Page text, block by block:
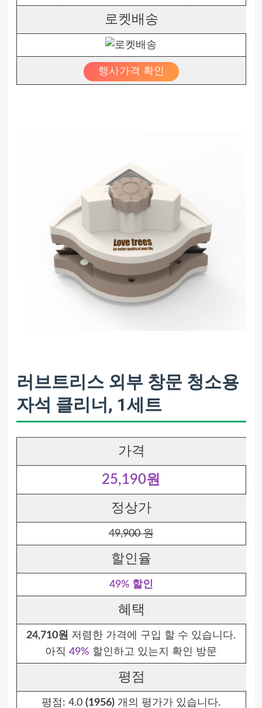
로켓배송
행사가격 확인
러브트리스 외부 창문 청소용
자석 클리너, 1세트
가격
25,190원
정상가
49,900 원
할인율
49% 할인
혜택
24,710원 저렴한 가격에 구입 할 수 있습니다.
아직 49% 할인하고 있는지 확인 방문
평점
평점: 4.0 (1956) 개의 평가가 있습니다.